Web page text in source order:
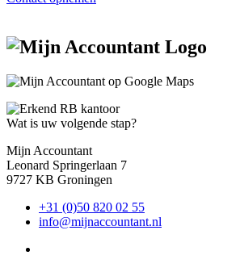
Wat is uw volgende stap?
Mijn Accountant
Leonard Springerlaan 7
9727 KB Groningen
+31 (0)50 820 02 55
info@mijnaccountant.nl